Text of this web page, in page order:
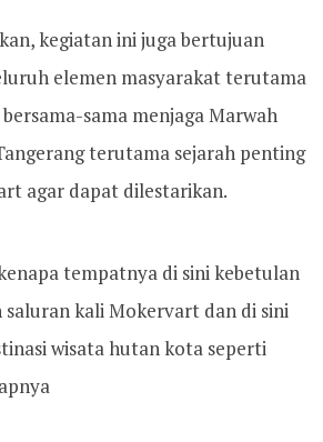
kegiatan ini juga bertujuan
elemen masyarakat terutama
sama menjaga Marwah
terutama sejarah penting
agar dapat dilestarikan.
tempatnya di sini kebetulan
saluran kali Mokervart dan di sini
wisata hutan kota seperti